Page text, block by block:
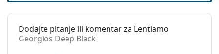
recept:
Dodajte pitanje ili komentar za Lentiamo
Georgios Deep Black